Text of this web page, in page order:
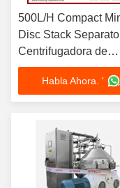
500L/H Compact
Disc Stack
Centrifugadora de
laboratorio Prueba
a escala con motor
una sola fase de
Habla Ahora. '